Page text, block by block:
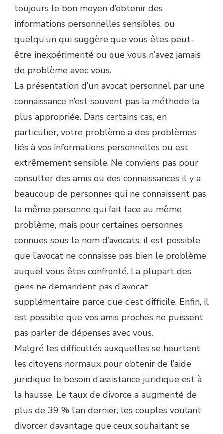
toujours le bon moyen d’obtenir des
informations personnelles sensibles, ou
quelqu’un qui suggère que vous êtes peut-
être inexpérimenté ou que vous n’avez jamais
de problème avec vous.
La présentation d’un avocat personnel par une
connaissance n’est souvent pas la méthode la
plus appropriée. Dans certains cas, en
particulier, votre problème a des problèmes
liés à vos informations personnelles ou est
extrêmement sensible. Ne conviens pas pour
consulter des amis ou des connaissances il y a
beaucoup de personnes qui ne connaissent pas
la même personne qui fait face au même
problème, mais pour certaines personnes
connues sous le nom d’avocats, il est possible
que l’avocat ne connaisse pas bien le problème
auquel vous êtes confronté. La plupart des
gens ne demandent pas d’avocat
supplémentaire parce que c’est difficile. Enfin, il
est possible que vos amis proches ne puissent
pas parler de dépenses avec vous.
Malgré les difficultés auxquelles se heurtent
les citoyens normaux pour obtenir de l’aide
juridique le besoin d’assistance juridique est à
la hausse. Le taux de divorce a augmenté de
plus de 39 % l’an dernier, les couples voulant
divorcer davantage que ceux souhaitant se